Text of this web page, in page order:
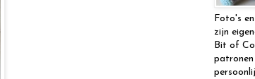
Foto's
zijn
Bit of